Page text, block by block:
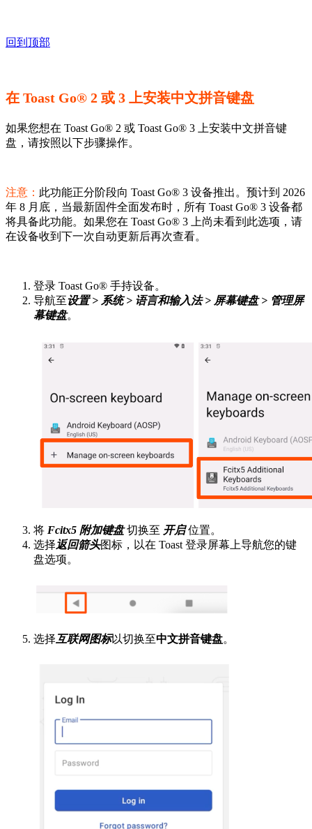
回到顶部
在 Toast Go® 2 或 3 上安装中文拼音键盘
如果您想在 Toast Go® 2 或 Toast Go® 3 上安装中文拼音键
盘，请按照以下步骤操作。
注意： 此功能正分阶段向 Toast Go® 3 设备推出。预计到 2026
年 8 月底，当最新固件全面发布时，所有 Toast Go® 3 设备都
将具备此功能。如果您在 Toast Go® 3 上尚未看到此选项，请
在设备收到下一次自动更新后再次查看。
登录 Toast Go® 手持设备。
导航至设置 > 系统 > 语言和输入法 > 屏幕键盘 > 管理屏
幕键盘。
将 Fcitx5 附加键盘切换至 开启位置。
选择返回箭头图标，以在 Toast 登录屏幕上导航您的键
盘选项。
选择 互联网图标以切换至中文拼音键盘。